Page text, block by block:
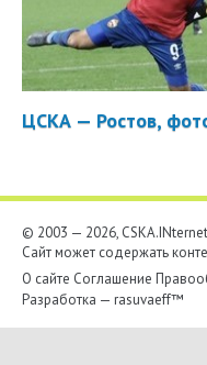
Главный тренер ПФК
журналистов после
— Довольны тем, что
по итогам...
Базеля украшает вид
к стадиону «Базеля»
к лифту...
ЦСКА — Ростов,
© 2003 — 2026,
Сайт может содержать
О сайте Соглашение
Разработка — rasuvaeff™